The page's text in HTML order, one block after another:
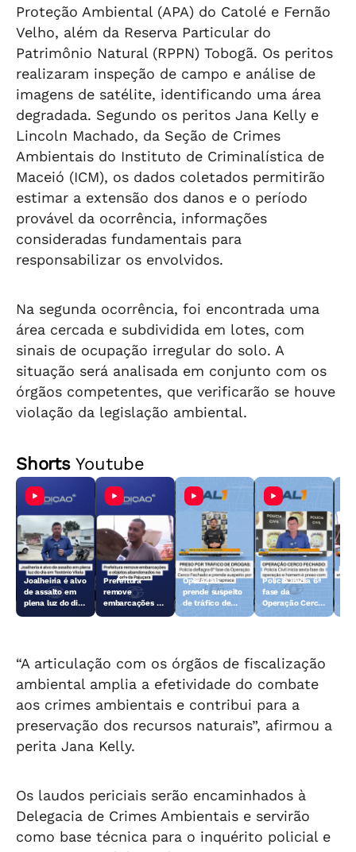
Proteção Ambiental (APA) do Catolé e Fernão
Velho, além da Reserva Particular do
Patrimônio Natural (RPPN) Tobogã. Os peritos
realizaram inspeção de campo e análise de
imagens de satélite, identificando uma área
degradada. Segundo os peritos Jana Kelly e
Lincoln Machado, da Seção de Crimes
Ambientais do Instituto de Criminalística de
Maceió (ICM), os dados coletados permitirão
estimar a extensão dos danos e o período
provável da ocorrência, informações
consideradas fundamentais para
responsabilizar os envolvidos.
Na segunda ocorrência, foi encontrada uma
área cercada e subdividida em lotes, com
sinais de ocupação irregular do solo. A
situação será analisada em conjunto com os
órgãos competentes, que verificarão se houve
violação da legislação ambiental.
ShortsYoutube
Joalheiria é alvo
de assalto em
plena luz do dia
Prefeitura
remove
embarcações e
Operação
prende suspeito
de tráfico de
Polícia inicia 6ª
fase da
Operação Cerco
“A articulação com os órgãos de fiscalização
ambiental amplia a efetividade do combate
aos crimes ambientais e contribui para a
preservação dos recursos naturais”, afirmou a
perita Jana Kelly.
Os laudos periciais serão encaminhados à
Delegacia de Crimes Ambientais e servirão
como base técnica para o inquérito policial e